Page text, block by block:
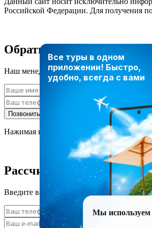
Все туры в одном
приложении! Быстро,
удобно, всегда с вами
Российской Федерации. Для получения
Обратный звонок
Наш менеджер свяжется с вами в
Позвонить мне
Нажимая кнопку «Позвонить мне», вы
Рассчитать стоимость
Введите ваши данные и наш менеджер
Мы используем